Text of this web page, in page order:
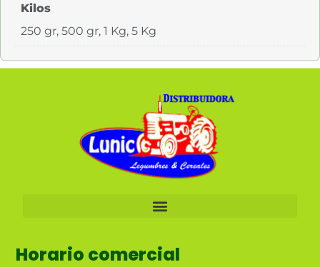
Kilos
250 gr, 500 gr, 1 Kg, 5 Kg
Horario comercial